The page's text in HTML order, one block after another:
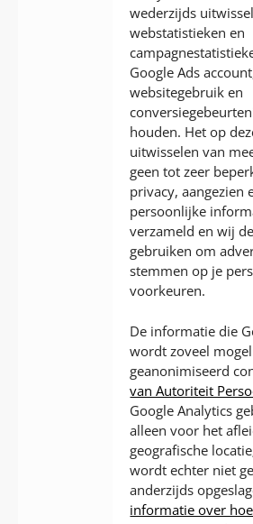
wederzijds
webstatistieken en
Google Ads
websitegebruik en
houden. Het op
uitwisselen van
geen tot zeer
privacy, aangezien
persoonlijke
verzameld en wij
gebruiken om
stemmen op je
voorkeuren.
De informatie die
wordt zoveel
geanonimiseerd
van Autoriteit
Google Analytics
alleen voor het
geografische
wordt echter niet
anderzijds
informatie over